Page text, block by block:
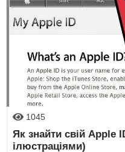
1045
Як знайти свій Apple
ілюстраціями)